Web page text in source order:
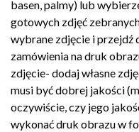
basen, palmy) lub
gotowych zdjęć
wybrane zdjęcie i
zamówienia na druk
zdjęcie- dodaj własne
musi być dobrej jakości
oczywiście, czy jego
wykonać druk obrazu w